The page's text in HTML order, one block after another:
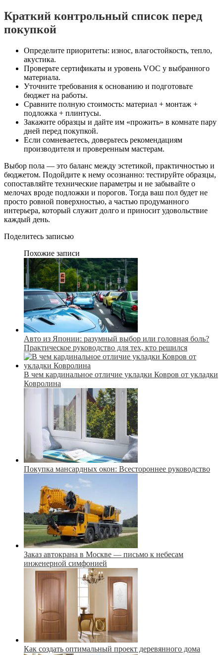
Краткий контрольный список перед
покупкой
Определите приоритеты: износ, влагостойкость, тепло,
акустика.
Проверьте сертификаты и уровень VOC у выбранного
материала.
Уточните требования к основанию и подготовьте
бюджет на работы.
Сравните полную стоимость: материал + монтаж +
подложка + плинтусы.
Закажите образцы и дайте им «прожить» в комнате пару
дней перед покупкой.
Если сомневаетесь, доверьтесь рекомендациям
производителя и проверенным мастерам.
Выбор пола — это баланс между эстетикой, практичностью и
бюджетом. Подойдите к нему осознанно: тестируйте образцы,
сопоставляйте технические параметры и не забывайте о
мелочах вроде подложки и порогов. Тогда ваш пол будет не
просто ровной поверхностью, а частью продуманного
интерьера, который служит долго и приносит удовольствие
каждый день.
Поделитесь записью
Похожие записи
Авто из Японии: разумный выбор или головная боль?
Практическое руководство для тех, кто решился
В чем кардинальное отличие укладки Ковров от укладки
Ковролина
Покупка мансардных окон: Всестороннее руководство
Заказ автокрана в Москве — письмо к небесам
инженерной симфонией
Как создать оптимальный проект деревянного дома